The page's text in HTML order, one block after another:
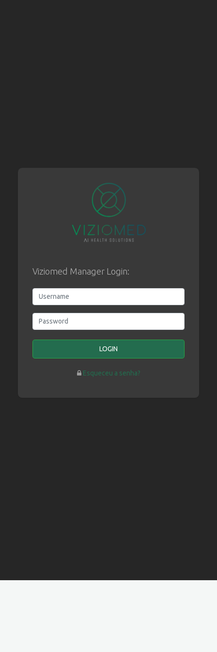
Viziomed Manager Login:
Username
Password
LOGIN
Esqueceu a senha?